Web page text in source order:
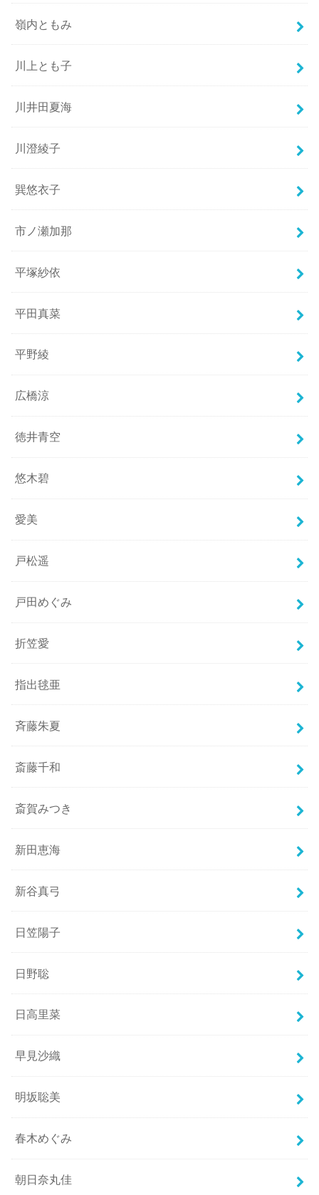
嶺内ともみ
川上とも子
川井田夏海
川澄綾子
巽悠衣子
市ノ瀬加那
平塚紗依
平田真菜
平野綾
広橋涼
徳井青空
悠木碧
愛美
戸松遥
戸田めぐみ
折笠愛
指出毬亜
斉藤朱夏
斎藤千和
斎賀みつき
新田恵海
新谷真弓
日笠陽子
日野聡
日高里菜
早見沙織
明坂聡美
春木めぐみ
朝日奈丸佳